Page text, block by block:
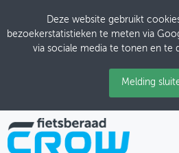
Deze website gebruikt
bezoekerstatistieken te meten via
via sociale media te tonen en te
Melding